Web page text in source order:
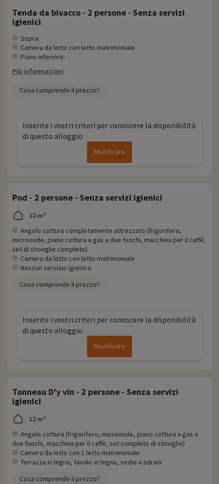
Tenda da bivacco - 2 persone - Senza servizi
igienici
Sopra:
Camera da letto con letto matrimoniale
Piano inferiore:
Più informazioni
Cosa comprende il prezzo?
Inserite i vostri criteri per conoscere la disponibilità
di questo alloggio
Modificare
Pod - 2 persone - Senza servizi igienici
12 m²
Angolo cottura completamente attrezzato (frigorifero,
microonde, piano cottura a gas a due fuochi, macchina per il caffè,
set di stoviglie completo)
Camera da letto con letto matrimoniale
Nessun servizio igienico
Cosa comprende il prezzo?
Inserite i vostri criteri per conoscere la disponibilità
di questo alloggio
Modificare
Tonneau D'y vin - 2 persone - Senza servizi
igienici
12 m²
Angolo cottura (frigorifero, microonde, piano cottura a gas a
due fuochi, macchina per il caffè, set completo di stoviglie)
Camera da letto con 1 letto matrimoniale
Terrazza in legno, tavolo in legno, sedie a sdraio
Cosa comprende il prezzo?